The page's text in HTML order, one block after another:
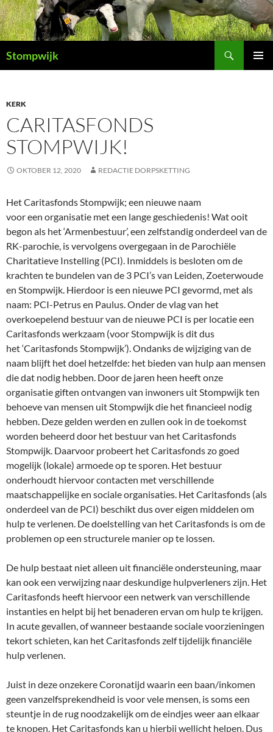
Ga
naar
de
inhoud
Stompwijk
KERK
CARITASFONDS
STOMPWIJK!
OKTOBER 12, 2020 REDACTIE DORPSKETTING
Het Caritasfonds Stompwijk; een nieuwe naam
voor een organisatie met een lange geschiedenis! Wat ooit
begon als het ‘Armenbestuur’, een zelfstandig onderdeel van de
RK-parochie, is vervolgens overgegaan in de Parochiële
Charitatieve Instelling (PCI). Inmiddels is besloten om de
krachten te bundelen van de 3 PCI’s van Leiden, Zoeterwoude
en Stompwijk. Hierdoor is een nieuwe PCI gevormd, met als
naam: PCI-Petrus en Paulus. Onder de vlag van het
overkoepelend bestuur van de nieuwe PCI is per locatie een
Caritasfonds werkzaam (voor Stompwijk is dit dus
het ‘Caritasfonds Stompwijk’). Ondanks de wijziging van de
naam blijft het doel hetzelfde: het bieden van hulp aan mensen
die dat nodig hebben. Door de jaren heen heeft onze
organisatie giften ontvangen van inwoners uit Stompwijk ten
behoeve van mensen uit Stompwijk die het financieel nodig
hebben. Deze gelden werden en zullen ook in de toekomst
worden beheerd door het bestuur van het Caritasfonds
Stompwijk. Daarvoor probeert het Caritasfonds zo goed
mogelijk (lokale) armoede op te sporen. Het bestuur
onderhoudt hiervoor contacten met verschillende
maatschappelijke en sociale organisaties. Het Caritasfonds (als
onderdeel van de PCI) beschikt dus over eigen middelen om
hulp te verlenen. De doelstelling van het Caritasfonds is om de
problemen op een structurele manier op te lossen.
De hulp bestaat niet alleen uit financiële ondersteuning, maar
kan ook een verwijzing naar deskundige hulpverleners zijn. Het
Caritasfonds heeft hiervoor een netwerk van verschillende
instanties en helpt bij het benaderen ervan om hulp te krijgen.
In acute gevallen, of wanneer bestaande sociale voorzieningen
tekort schieten, kan het Caritasfonds zelf tijdelijk financiële
hulp verlenen.
Juist in deze onzekere Coronatijd waarin een baan/inkomen
geen vanzelfsprekendheid is voor vele mensen, is soms een
steuntje in de rug noodzakelijk om de eindjes weer aan elkaar
te knopen. Het Caritasfonds kan u hierbij wellicht helpen. Dus